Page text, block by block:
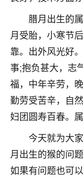
腊月出生的
月受胎，小寒节
靠。出外风光好
事;抱负甚大，志
福，中年辛劳，
勤劳受苦辛，自
妇团圆寿百春。属
今天就为大
月出生的猴的问
如果有问题也可
七零老顽童
做梦梦见
师，安排
了，一开
超度，现
2天前 来自云南
优秀的张同学
老师收徒吗
2天前 来自山西